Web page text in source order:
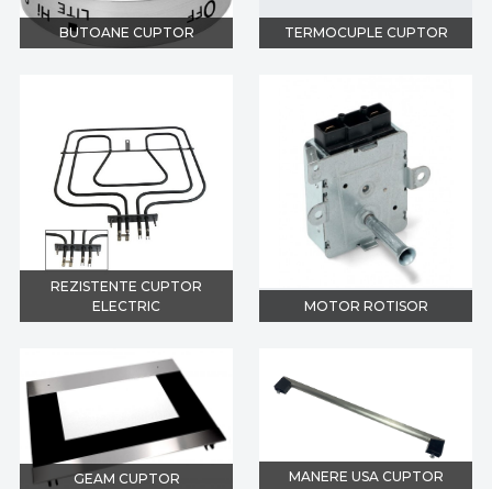
BUTOANE CUPTOR TERMOCUPLE CUPTOR
REZISTENTE CUPTOR
ELECTRIC
MOTOR ROTISOR
GEAM CUPTOR MANERE USA CUPTOR